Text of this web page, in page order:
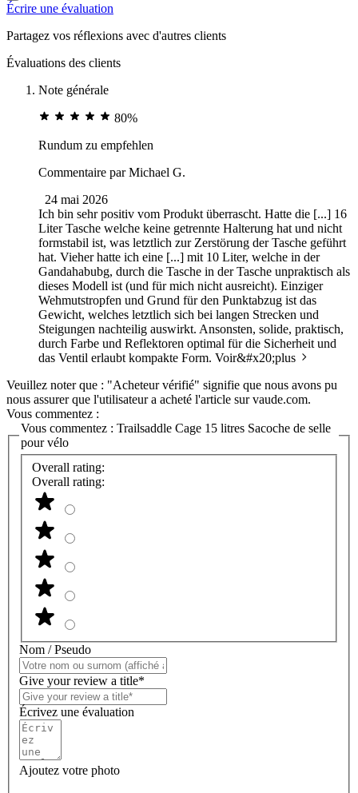
Écrire une évaluation
Partagez vos réflexions avec d'autres clients
Évaluations des clients
Note générale
80%
Rundum zu empfehlen
Commentaire parMichael G.
24 mai 2026
Ich bin sehr positiv vom Produkt überrascht. Hatte die [...] 16
Liter Tasche welche keine getrennte Halterung hat und nicht
formstabil ist, was letztlich zur Zerstörung der Tasche geführt
hat. Vieher hatte ich eine [...] mit 10 Liter, welche in der
Gandahabubg, durch die Tasche in der Tasche unpraktisch als
dieses Modell ist (und für mich nicht ausreicht). Einziger
Wehmutstropfen und Grund für den Punktabzug ist das
Gewicht, welches letztlich sich bei langen Strecken und
Steigungen nachteilig auswirkt. Ansonsten, solide, praktisch,
durch Farbe und Reflektoren optimal für die Sicherheit und
das Ventil erlaubt kompakte Form. Voir&#x20;plus
Veuillez noter que : "Acheteur vérifié" signifie que nous avons pu
nous assurer que l'utilisateur a acheté l'article sur vaude.com.
Vous commentez :
Vous commentez : Trailsaddle Cage 15 litres Sacoche de selle
pour vélo
Overall rating:
Overall rating:
Nom / Pseudo
Give your review a title*
Écrivez une évaluation
Ajoutez votre photo